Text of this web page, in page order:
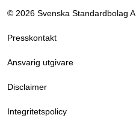
© 2026 Svenska Standardbolag
Presskontakt
Ansvarig utgivare
Disclaimer
Integritetspolicy